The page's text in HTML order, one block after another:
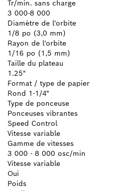
Tr/min. sans charge
3 000-8 000
Diamètre de l'orbite
1/8 po (3,0 mm)
Rayon de l'orbite
1/16 po (1,5 mm)
Taille du plateau
1.25"
Format / type de papier
Rond 1-1/4"
Type de ponceuse
Ponceuses vibrantes
Speed Control
Vitesse variable
Gamme de vitesses
3 000 - 8 000 osc/min
Vitesse variable
Oui
Poids